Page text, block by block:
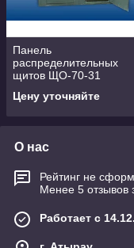
Панель
распределительных
щитов ЩО-70-31
Цену уточняйте
О нас
Рейтинг не
Менее 5 отзывов
Работает с